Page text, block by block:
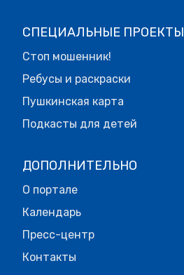
СПЕЦИАЛЬНЫЕ ПРОЕКТЫ
Стоп мошенник!
Ребусы и раскраски
Пушкинская карта
Подкасты для детей
ДОПОЛНИТЕЛЬНО
О портале
Календарь
Пресс-центр
Контакты